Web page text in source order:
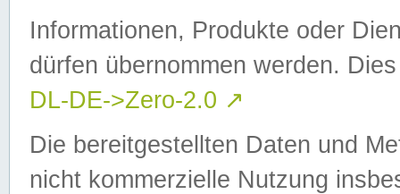
Informationen, Produkte oder
dürfen übernommen werden.
DL-DE->Zero-2.0 ↗
Die bereitgestellten Daten und
nicht kommerzielle Nutzung